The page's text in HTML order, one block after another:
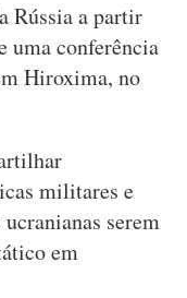
Rússia a partir
uma conferência
Hiroxima, no
militares e
serem
em